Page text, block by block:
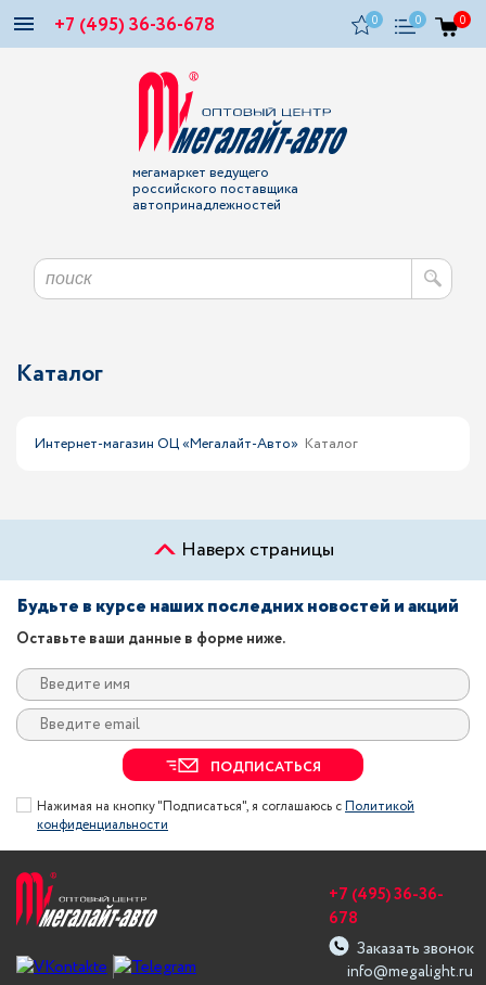
+7 (495) 36-36-678 0 0 0
мегамаркет ведущего
российского поставщика
автопринадлежностей
Каталог
Интернет-магазин ОЦ «Мегалайт-Авто» Каталог
Наверх страницы
Будьте в курсе наших последних новостей и акций
Оставьте ваши данные в форме ниже.
ПОДПИСАТЬСЯ
Нажимая на кнопку "Подписаться", я соглашаюсь сПолитикой
конфиденциальности
info@megalight.ru
+7 (495) 36-36-
678
Заказать звонок